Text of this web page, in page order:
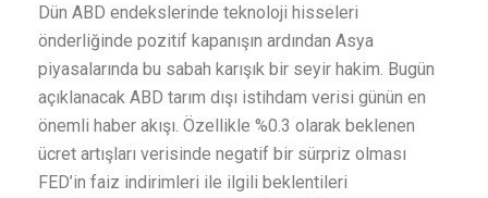
Dün ABD endekslerinde teknoloji hisseleri
önderliğinde pozitif kapanışın ardından Asya
piyasalarında bu sabah karışık bir seyir hakim. Bugün
açıklanacak ABD tarım dışı istihdam verisi günün en
önemli haber akışı. Özellikle %0.3 olarak beklenen
ücret artışları verisinde negatif bir sürpriz olması
FED’in faiz indirimleri ile ilgili beklentileri